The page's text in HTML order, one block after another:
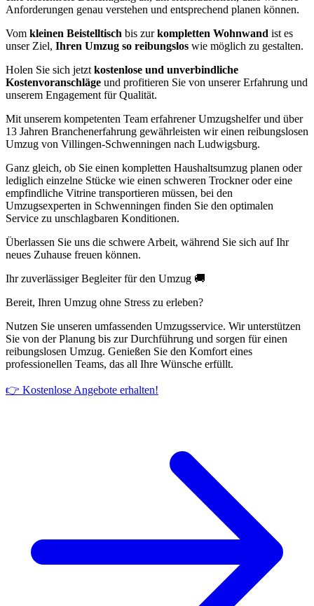
Anforderungen genau verstehen und entsprechend planen können.
Vom kleinen Beistelltisch bis zurkompletten Wohnwand ist es
unser Ziel, Ihren Umzug so reibungslos wie möglich zu gestalten.
Holen Sie sich jetzt kostenlose und unverbindliche
Kostenvoranschläge und profitieren Sie von unserer Erfahrung und
unserem Engagement für Qualität.
Mit unserem kompetenten Team erfahrener Umzugshelfer und über
13 Jahren Branchenerfahrung gewährleisten wir einen reibungslosen
Umzug von Villingen-Schwenningen nach Ludwigsburg.
Ganz gleich, ob Sie einen kompletten Haushaltsumzug planen oder
lediglich einzelne Stücke wie einen schweren Trockner oder eine
empfindliche Vitrine transportieren müssen, bei den
Umzugsexperten in Schwenningen finden Sie den optimalen
Service zu unschlagbaren Konditionen.
Überlassen Sie uns die schwere Arbeit, während Sie sich auf Ihr
neues Zuhause freuen können.
Ihr zuverlässiger Begleiter für den Umzug 🚚
Bereit, Ihren Umzug ohne Stress zu erleben?
Nutzen Sie unseren umfassenden Umzugsservice. Wir unterstützen
Sie von der Planung bis zur Durchführung und sorgen für einen
reibungslosen Umzug. Genießen Sie den Komfort eines
professionellen Teams, das all Ihre Wünsche erfüllt.
👉 Kostenlose Angebote erhalten!